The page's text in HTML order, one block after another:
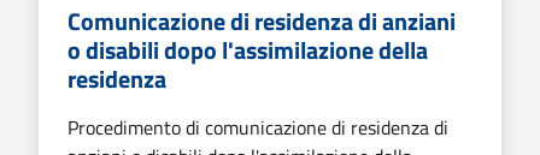
Comunicazione di residenza di anziani
o disabili dopo l'assimilazione della
residenza
Procedimento di comunicazione di residenza di